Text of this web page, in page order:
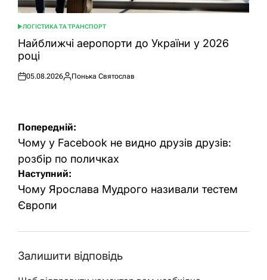
ОПУБЛІКУВАТИ
У
ЛОГІСТИКА ТА ТРАНСПОРТ
Найближчі аеропорти до України у 2026
році
Оприлюднено
05.08.2026
Опубліковано
Понька Святослав
Навігація
записів
Попередній:
Чому у Facebook не видно друзів друзів:
розбір по поличках
Наступний:
Чому Ярослава Мудрого називали тестем
Європи
Залишити відповідь